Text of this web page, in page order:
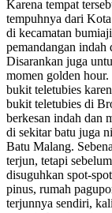
Karena tempat
tempuhnya dari
di kecamatan
pemandangan indah
Disarankan juga
momen golden
bukit teletubies
bukit teletubies di
berkesan indah dan
di sekitar batu juga
Batu Malang.
terjun, tetapi
disuguhkan spot-
pinus, rumah
terjunnya sendiri,